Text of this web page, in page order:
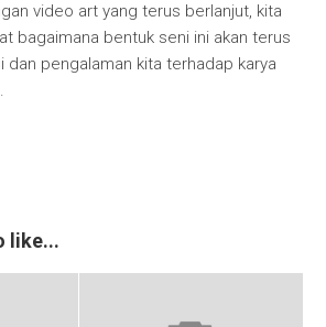
video art yang terus berlanjut, kita
bagaimana bentuk seni ini akan terus
pengalaman kita terhadap karya
like...